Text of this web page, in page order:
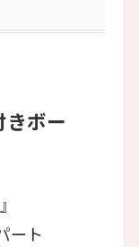
ボー
ート